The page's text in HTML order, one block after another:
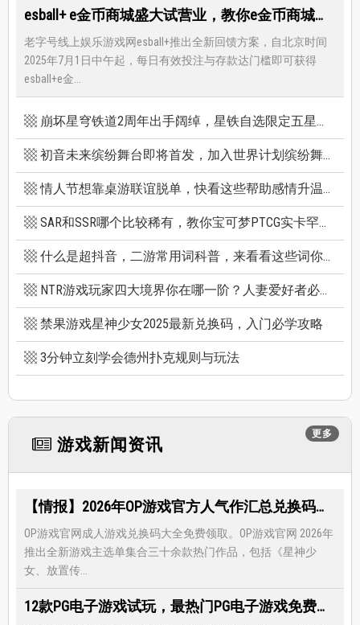
esball+ e金币商城盛大试营业，教你e金币商城怎么兑换最优惠
老字号线上娱乐游戏网esball+推出全新回馈方案，自北京时间
2025年7月1日中午起，每日有效投注与存款达门槛即可获得
esball+e金...
崩坏星穹铁道2周年出手阔绰，星铁自选限定五星竟有超保值人权角，新卡池机制一篇看懂
初音未来缤纷舞台即将首发，加入世界计划缤纷舞台前你必须知道的八件事
情人节想靠桌游联谊脱单，快看这些帮助感情升温的桌游技巧
SAR和SSR哪个比较稀有，教你宝可梦PTCG实卡罕贵度怎么看
什么是超抖音，二游常用词科普，来看看这些词你看得懂多少个
NTR游戏玩家四大境界你在哪一阶？人妻爱好者必看三款精选NTR游戏推荐
禁果游戏星神少女2025最新兑换码，入门必学攻略
3分钟立刻学会德州扑克规则与玩法
更多
游戏新闻资讯
【情报】2026年OP游戏官方人气作汇总兑换码大全，限时免费礼包领取-每月更新
OP游戏官网成人游戏兑换码大全免费领取。OP游戏官网 2026年
推出全新游戏主选单集合三十余款热门作品，包括《星神少
女、放置传...
12款PG电子游戏试玩，最热门PG电子游戏免费试玩，还有超多福利等著你